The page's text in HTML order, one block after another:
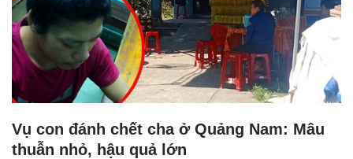
Vụ con đánh chết cha ở Quảng Nam: Mâu
thuẫn nhỏ, hậu quả lớn